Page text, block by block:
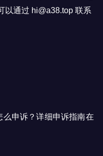
以通过 hi@a38.top 联系
么申诉？详细申诉指南在